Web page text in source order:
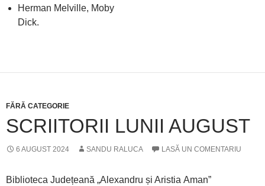
Herman Melville, Moby
Dick.
FĂRĂ CATEGORIE
SCRIITORII LUNII AUGUST
6 AUGUST 2024 SANDU RALUCA LASĂ UN COMENTARIU
Biblioteca Județeană „Alexandru și Aristia Aman”